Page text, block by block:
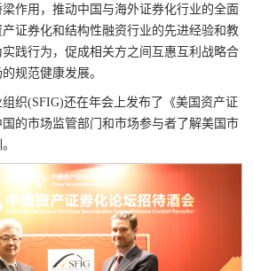
作用，推动中国与海外证券化行业的全面
证券化和结构性融资行业的先进经验和教
践行为，促成相关方之间互惠互利战略合
规范健康发展。
织(SFIG)还在年会上发布了《美国资产证
的市场监管部门和市场参与者了解美国市